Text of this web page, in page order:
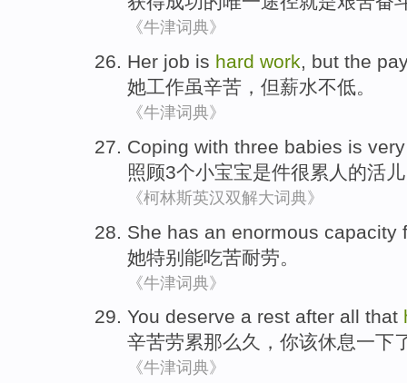
《牛津词典》
Her job is hard work, but the
她工作虽辛苦， 但薪水不低。
《牛津词典》
Coping with three babies is very
照顾3个小宝宝是件很累人的活儿
《柯林斯英汉双解大词典》
She has an enormous capacity
她特别能吃苦耐劳。
《牛津词典》
You deserve a rest after all that
辛苦劳累那么久， 你该休息一下
《牛津词典》